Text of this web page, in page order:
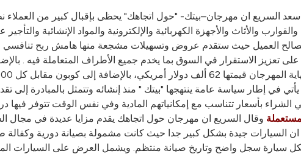
سعد السريع ان مهرجان–بيتك- "حول اتجاهك" يحظى بإقبال كبير من العملاء
لصالح العميل حيث ستقدم عروض وتسهيلات مشجعة منها هامش ربح
تعزيز الاستقرار في السوق بما يخدم جميع الأطراف المتعاملة فيه .
في إطار سياسة عامة ينتهجها "بيتك " منذ إنشائه وتتمثل بالمبادرة إلى
بأسعار تتناسب مع إمكانياتهم المادية وفي نفس الوقت تتوفر فيها
وقال السريع ان مهرجان حول اتجاهك يقدم مزايا عديدة في مجال
السيارات جيدة بشكل كبير جدا حيث كانت مشمولة بصيانة دورية
سيارة سجل واضح وتاريخ صيانة منتظم. ويشمل العرض على السيارات